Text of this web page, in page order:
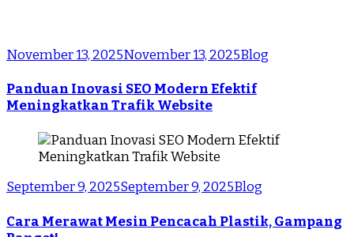
November 13, 2025November 13, 2025Blog
Panduan Inovasi SEO Modern Efektif
Meningkatkan Trafik Website
September 9, 2025September 9, 2025Blog
Cara Merawat Mesin Pencacah Plastik, Gampang